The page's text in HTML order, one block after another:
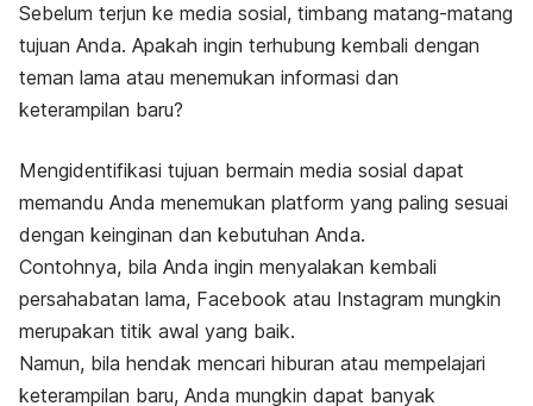
Sebelum terjun ke media sosial, timbang matang-matang
tujuan Anda. Apakah ingin terhubung kembali dengan
teman lama atau menemukan informasi dan
keterampilan baru?
Mengidentifikasi tujuan bermain media sosial dapat
memandu Anda menemukan platform yang paling sesuai
dengan keinginan dan kebutuhan Anda.
Contohnya, bila Anda ingin menyalakan kembali
persahabatan lama, Facebook atau Instagram mungkin
merupakan titik awal yang baik.
Namun, bila hendak mencari hiburan atau mempelajari
keterampilan baru, Anda mungkin dapat banyak